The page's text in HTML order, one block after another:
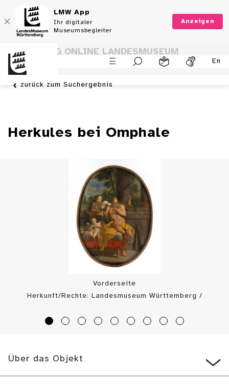
LMW App
Ihr digitaler
Museumsbegleiter
Anzeigen
En
SAMMLUNG ONLINE LANDESMUSEUM
WÜRTTEMBERG
zurück zum Suchergebnis
Herkules bei Omphale
Vorderseite
Herkunft/Rechte: Landesmuseum Württemberg /
Alexander Lohmann ( CC0 )
Über das Objekt